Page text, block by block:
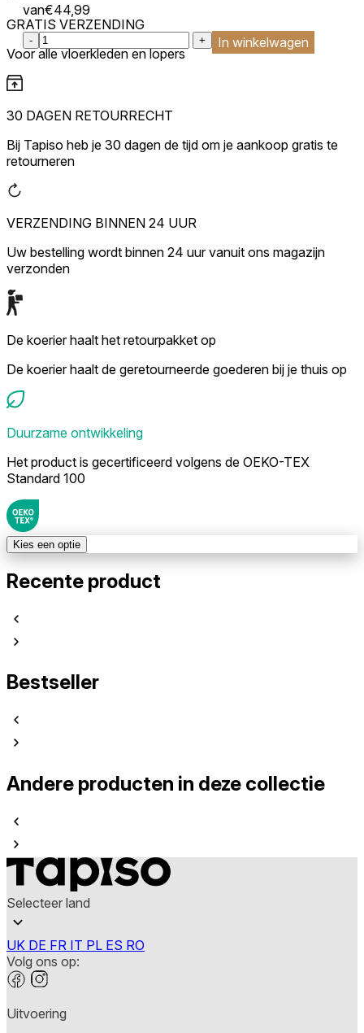
van€44,99
:product_name quantity
- + In winkelwagen
GRATIS VERZENDING
Voor alle vloerkleden en lopers
30 DAGEN RETOURRECHT
Bij Tapiso heb je 30 dagen de tijd om je aankoop gratis te
retourneren
VERZENDING BINNEN 24 UUR
Uw bestelling wordt binnen 24 uur vanuit ons magazijn
verzonden
De koerier haalt het retourpakket op
De koerier haalt de geretourneerde goederen bij je thuis op
Duurzame ontwikkeling
Het product is gecertificeerd volgens de OEKO-TEX
Standard 100
Kies een optie
Recente product
Bestseller
Andere producten in deze collectie
Selecteer land
UK DE FR IT PL ES RO
Volg ons op:
Uitvoering